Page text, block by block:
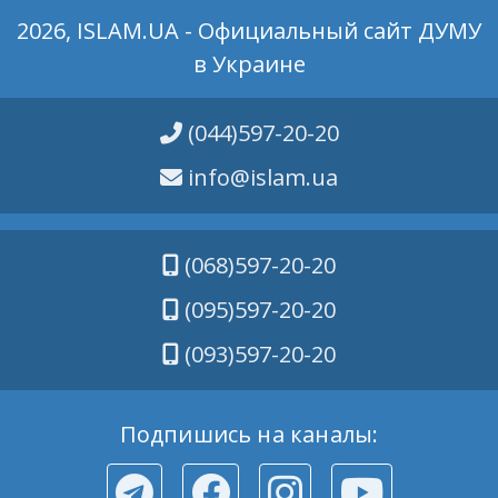
2026, ISLAM.UA - Официальный сайт ДУМУ
в Украине
(044)597-20-20
info@islam.ua
(068)597-20-20
(095)597-20-20
(093)597-20-20
Подпишись на каналы: